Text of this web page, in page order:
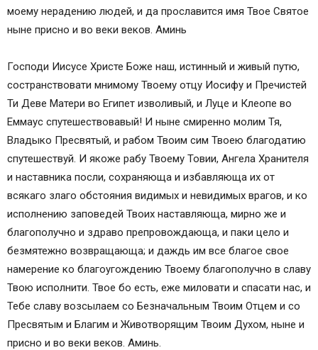
Молитва Ангелу-хранителю перед дорогой
Молитва архангелу Михаилу о защите в дороге
Молитва Матроне Московской о защите в пути
Молитва Иисусу Христу перед путешествием
Молитва Иисусу Христу о путешествующих
Молитва Пресвятой Богородице о помощи в
пути
Молитва перед иконой Богородицы
«Одигитрия» о защите в пути
Защитная молитва перед полетом
Защитная молитва перед плаванием
Оберег для путника
Молитва в дорогу для путника и водителя
Как подготовиться к молитве
Сильная молитва Николаю Чудотворцу
Молитвы в дальнюю дорогу для водителя
Эффективная молитва в дорогу против аварий
моему нерадению людей, и да прославится имя Твое Святое
ныне присно и во веки веков. Аминь
Господи Иисусе Христе Боже наш, истинный и живый путю,
состранствовати мнимому Твоему отцу Иосифу и Пречистей
Ти Деве Матери во Египет изволивый, и Луце и Клеопе во
Еммаус спутешествовавый! И ныне смиренно молим Тя,
Владыко Пресвятый, и рабом Твоим сим Твоею благодатию
спутешествуй. И якоже рабу Твоему Товии, Ангела Хранителя
и наставника посли, сохраняюща и избавляюща их от
всякаго злаго обстояния видимых и невидимых врагов, и ко
исполнению заповедей Твоих наставляюща, мирно же и
благополучно и здраво препровождающа, и паки цело и
безмятежно возвращающа; и даждь им все благое свое
намерение ко благоугождению Твоему благополучно в славу
Твою исполнити. Твое бо есть, еже миловати и спасати нас, и
Тебе славу возсылаем со Безначальным Твоим Отцем и со
Пресвятым и Благим и Животворящим Твоим Духом, ныне и
присно и во веки веков. Аминь.